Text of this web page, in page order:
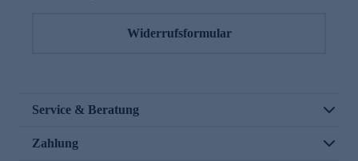
Widerrufsformular
Service & Beratung
Zahlung